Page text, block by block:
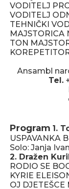
VODITELJ
VODITELJ
TEHNIČKI
MAJSTORICA
TON
Ansambl
Tel.
Program 1.
USPAVANKA
Solo: Janja
2. Dražen
RODIO SE
KYRIE
OJ DJETEŠCE